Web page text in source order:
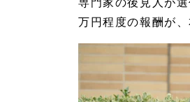
果
的
対
3.
1
専門家の後見人が
万円程度の報酬が